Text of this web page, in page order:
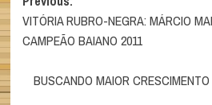
navigation
VITÓRIA RUBRO-NEGRA: MÁRCIO
CAMPEÃO BAIANO 2011
BUSCANDO MAIOR